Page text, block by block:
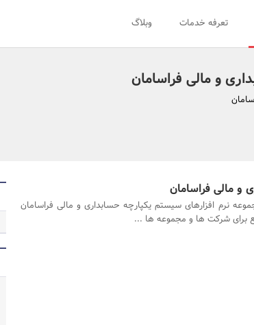
تعرفه خدمات وبلاگ
و مالی فراسامان
و مالی فراسامان
نرم افزارهای سیستم یکپارچه حسابداری و مالی فراسامان
برای شرکت ها و مجموعه ها ...